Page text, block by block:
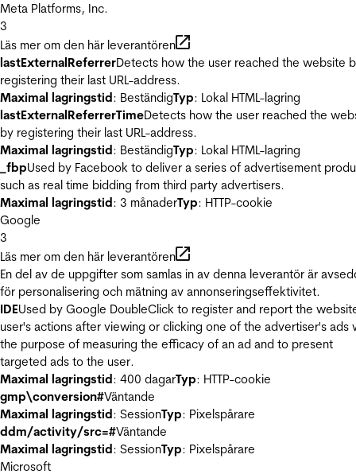
Meta Platforms, Inc.
3
Läs mer om den här leverantören
lastExternalReferrerDetects how the user reached the website
registering their last URL-address.
Maximal lagringstid: BeständigTyp: Lokal HTML-lagring
lastExternalReferrerTimeDetects how the user reached the
by registering their last URL-address.
Maximal lagringstid: BeständigTyp: Lokal HTML-lagring
_fbpUsed by Facebook to deliver a series of advertisement
such as real time bidding from third party advertisers.
Maximal lagringstid: 3 månaderTyp: HTTP-cookie
Google
3
Läs mer om den här leverantören
En del av de uppgifter som samlas in av denna leverantör är
för personalisering och mätning av annonseringseffektivitet.
IDEUsed by Google DoubleClick to register and report the
user's actions after viewing or clicking one of the advertiser's ads
the purpose of measuring the efficacy of an ad and to present
targeted ads to the user.
Maximal lagringstid: 400 dagarTyp: HTTP-cookie
gmp\conversion#Väntande
Maximal lagringstid: SessionTyp: Pixelspårare
ddm/activity/src=#Väntande
Maximal lagringstid: SessionTyp: Pixelspårare
Microsoft